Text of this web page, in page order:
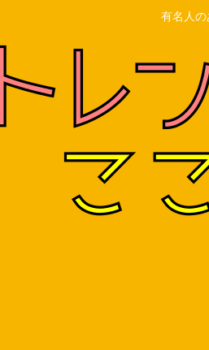
有名人